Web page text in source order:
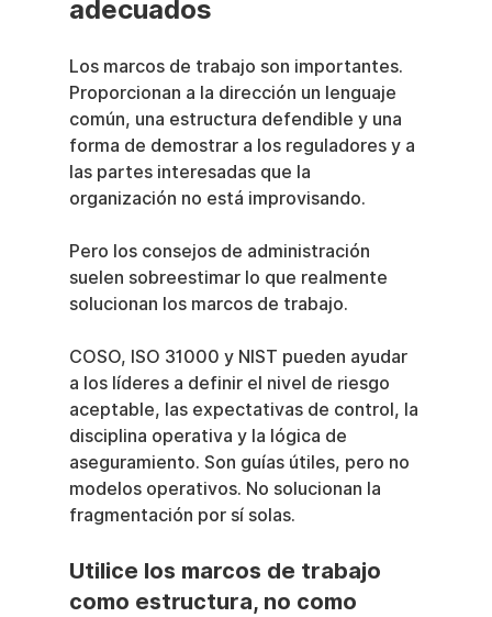
adecuados
Los marcos de trabajo son importantes.
Proporcionan a la dirección un lenguaje
común, una estructura defendible y una
forma de demostrar a los reguladores y a
las partes interesadas que la
organización no está improvisando.
Pero los consejos de administración
suelen sobreestimar lo que realmente
solucionan los marcos de trabajo.
COSO, ISO 31000 y NIST pueden ayudar
a los líderes a definir el nivel de riesgo
aceptable, las expectativas de control, la
disciplina operativa y la lógica de
aseguramiento. Son guías útiles, pero no
modelos operativos. No solucionan la
fragmentación por sí solas.
Utilice los marcos de trabajo
como estructura, no como